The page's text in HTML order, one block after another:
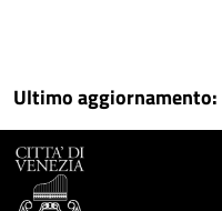
Ultimo aggiornamento: